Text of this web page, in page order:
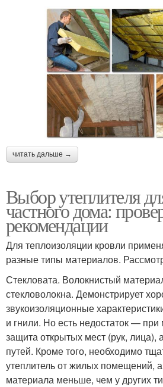
читать дальше →
Выбор утеплителя
частного дома:
рекомендации
Для теплоизоляции кровли
разные типы материалов.
Стекловата. Волокнистый
стекловолокна. Демонстрирует
звукоизоляционные
и гнили. Но есть недостаток — при
защита открытых мест (рук, лица),
путей. Кроме того, необходимо
утеплитель от жилых помещений,
материала меньше, чем у других